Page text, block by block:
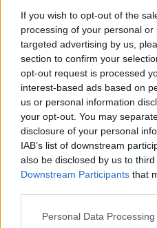
If you wish to opt-out of the
processing of your personal
targeted advertising by us,
section to confirm your
opt-out request is processed
interest-based ads based on
us or personal information
your opt-out. You may
disclosure of your personal
IAB’s list of downstream
also be disclosed by us to
Downstream Participants that
Please note that this website/
Personal Data
Και συνέχισε,
για το πώς
καμία εμπιστοσύνη
όμως. Είμαι καμένη
υπάρχει δικαιοσύνη
μόνο συμφέρον και
κάνει για τη
βοήθεια. Θέλει
πιάσουν να τον
Η μητέρα της Super
φορές ότι νιώθει